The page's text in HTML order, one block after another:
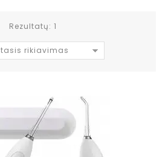
Rezultatų: 1
rikiavimas